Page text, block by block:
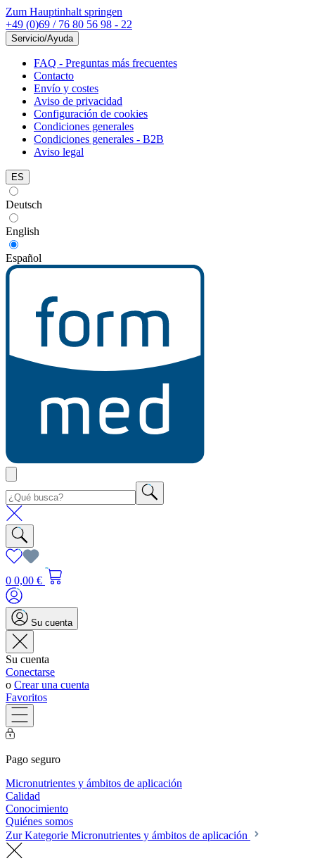
Zum Hauptinhalt springen
+49 (0)69 / 76 80 56 98 - 22
Servicio/Ayuda
FAQ - Preguntas más frecuentes
Contacto
Envío y costes
Aviso de privacidad
Configuración de cookies
Condiciones generales
Condiciones generales - B2B
Aviso legal
ES
Deutsch
English
Español
0 0,00 €
Su cuenta
Su cuenta
Conectarse
o Crear una cuenta
Favoritos
Pago seguro
Micronutrientes y ámbitos de aplicación
Calidad
Conocimiento
Quiénes somos
Zur Kategorie Micronutrientes y ámbitos de aplicación